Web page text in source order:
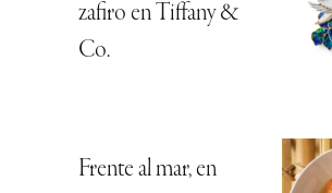
zafiro en Tiffany &
Co.
Frente al mar, en